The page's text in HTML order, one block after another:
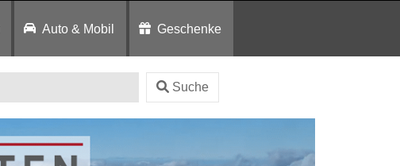
Auto & Mobil Geschenke
Suche